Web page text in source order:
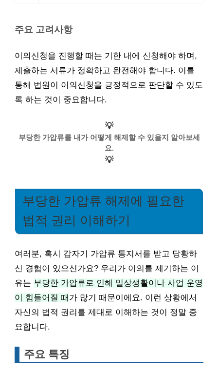
주요 고려사항
이의신청을 진행할 때는 기한 내에 신청해야 하며,
제출하는 서류가 정확하고 완전해야 합니다. 이를
통해 법원이 이의신청을 긍정적으로 판단할 수 있도
록 하는 것이 중요합니다.
💡
부당한 가압류를 내가 어떻게 해제할 수 있을지 알아보세
요.
💡
부당한 가압류 해제에 필요한
법적 권리 이해하기
여러분, 혹시 갑자기 가압류 통지서를 받고 당황하
신 경험이 있으신가요? 우리가 이의를 제기하는 이
유는 부당한 가압류로 인해 일상생활이나 사업 운영
이 힘들어질 때 가 많기 때문이에요. 이런 상황에서
자신의 법적 권리를 제대로 이해하는 것이 정말 중
요합니다.
주요 특징